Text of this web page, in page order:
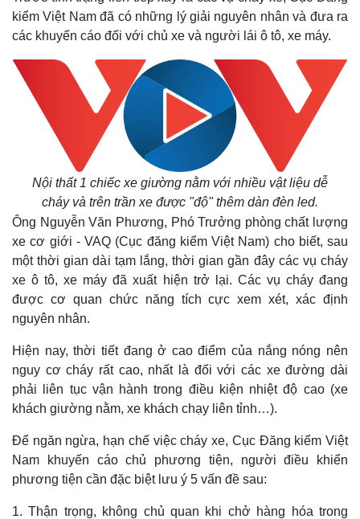
Kinh tế
Bất động sản
Khởi nghiệp
Thị trường
Giá vàng
Tiêu dùng
Chứng khoán
Giá cà phê
kiểm Việt Nam đã có những lý giải nguyên nhân và đưa ra
các khuyến cáo đối với chủ xe và người lái ô tô, xe máy.
Nội thất 1 chiếc xe giường nằm với nhiều vật liệu dễ
cháy và trên trần xe được "độ" thêm dàn đèn led.
Ông Nguyễn Văn Phương, Phó Trưởng phòng chất lượng
xe cơ giới - VAQ (Cục đăng kiểm Việt Nam) cho biết, sau
một thời gian dài tạm lắng, thời gian gần đây các vụ cháy
xe ô tô, xe máy đã xuất hiện trở lại. Các vụ cháy đang
được cơ quan chức năng tích cực xem xét, xác định
nguyên nhân.
Hiện nay, thời tiết đang ở cao điểm của nắng nóng nên
nguy cơ cháy rất cao, nhất là đối với các xe đường dài
phải liên tục vận hành trong điều kiện nhiệt độ cao (xe
khách giường nằm, xe khách chạy liên tỉnh…).
Để ngăn ngừa, hạn chế việc cháy xe, Cục Đăng kiểm Việt
Nam khuyến cáo chủ phương tiện, người điều khiển
phương tiện cần đặc biệt lưu ý 5 vấn đề sau:
1. Thận trọng, không chủ quan khi chở hàng hóa trong